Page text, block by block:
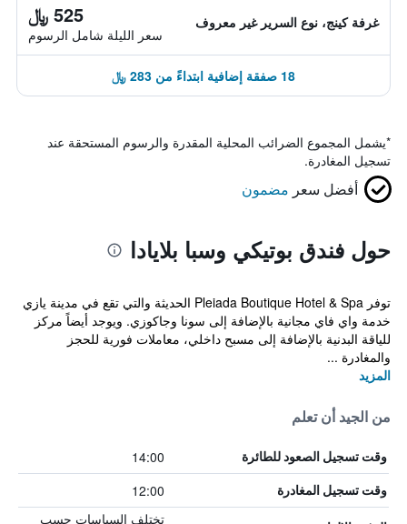
غرفة كينج، نوع السرير غير معروف 525 ﷼
سعر الليلة شامل الرسوم
18 صفقة إضافية ابتداءً من 283 ﷼
*يشمل المجموع الضرائب المحلية المقدرة والرسوم المستحقة عند
تسجيل المغادرة.
أفضل سعر مضمون
حول فندق بوتيكي وسبا بلايادا
توفر Pleiada Boutique Hotel & Spa الحديثة والتي تقع في مدينة يازي
خدمة واي فاي مجانية بالإضافة إلى سونا وجاكوزي. ويوجد أيضاً مركز
للياقة البدنية بالإضافة إلى مسبح داخلي، معاملات فورية للحجز
والمغادرة ...
المزيد
من الجيد أن تعلم
وقت تسجيل الصعود للطائرة 14:00
وقت تسجيل المغادرة 12:00
تختلف السياسات حسب